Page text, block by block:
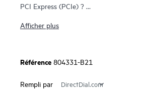
PCI Express (PCIe) ?
Le contrôleur HPE Smart Array P408i-a
professionnel, une fiabilité, une sécurité
stockage de données. Le contrôleur
Afficher plus
Référence 804331-B21
Rempli par